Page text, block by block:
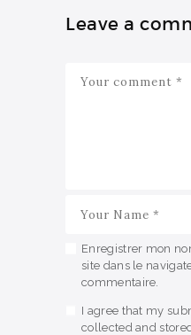
Leave a
Enregistrer mon
site dans le
commentaire.
I agree that my
collected and